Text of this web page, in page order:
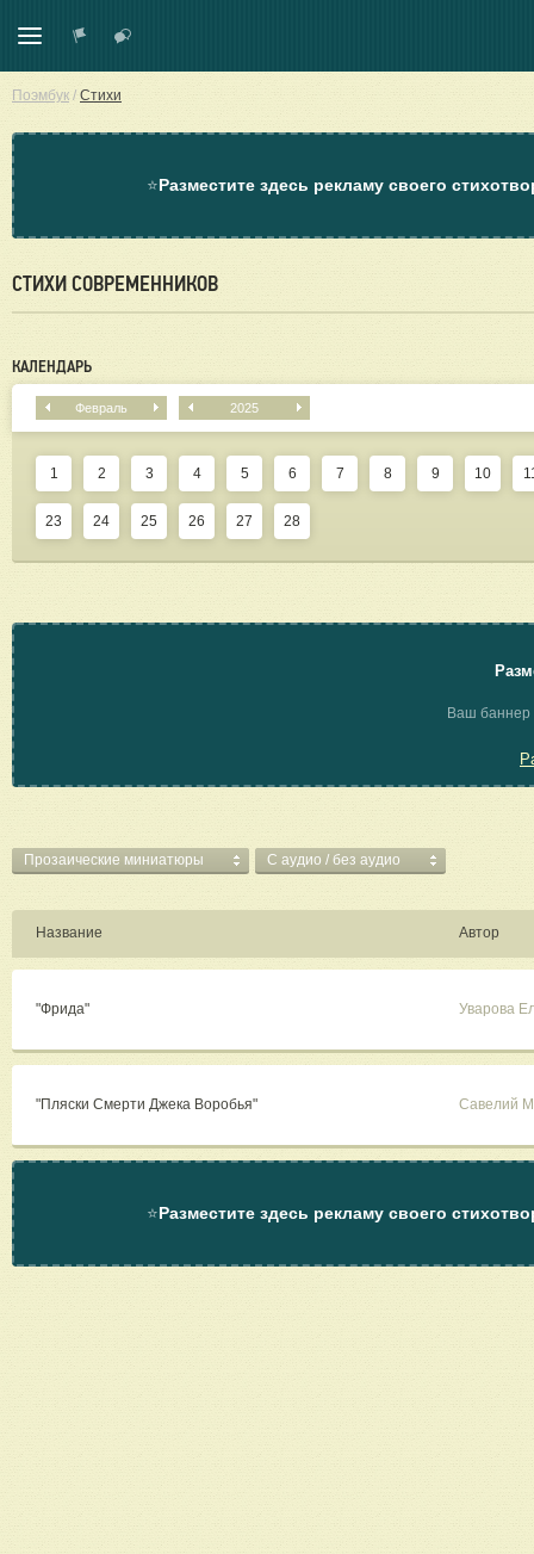
Поэмбук / Стихи
⭐Разместите здесь рекламу своего
СТИХИ СОВРЕМЕННИКОВ
КАЛЕНДАРЬ
Февраль 2025
1 2 3 4 5 6 7 8 9 10
23 24 25 26 27 28
Ваш баннер
Прозаические миниатюры C аудио / без аудио
Название Автор
"Фрида" Уварова
"Пляски Смерти Джека Воробья" Савелий
⭐Разместите здесь рекламу своего